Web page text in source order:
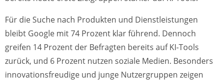
Für die Suche nach Produkten und Dienstleistungen
bleibt Google mit 74 Prozent klar führend. Dennoch
greifen 14 Prozent der Befragten bereits auf KI-Tools
zurück, und 6 Prozent nutzen soziale Medien. Besonders
innovationsfreudige und junge Nutzergruppen zeigen